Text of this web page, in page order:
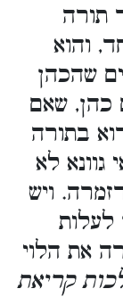
תורה
והוא
שהכהן
כהן, שאם
בתורה
לא
ויש
לעלות
את הלוי
קריאת